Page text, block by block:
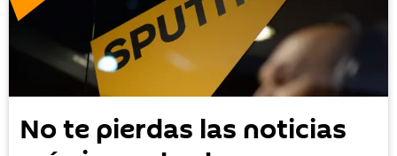
No te pierdas las noticias